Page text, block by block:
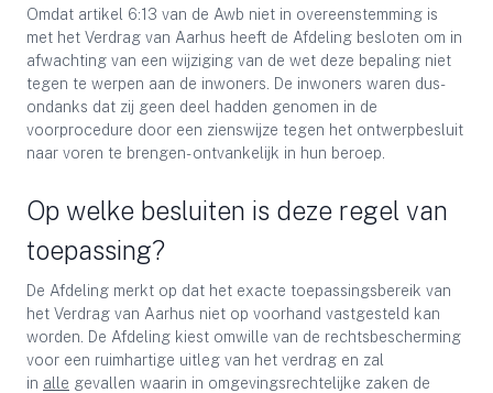
Omdat artikel 6:13 van de Awb niet in overeenstemming is
met het Verdrag van Aarhus heeft de Afdeling besloten om in
afwachting van een wijziging van de wet deze bepaling niet
tegen te werpen aan de inwoners. De inwoners waren dus-
ondanks dat zij geen deel hadden genomen in de
voorprocedure door een zienswijze tegen het ontwerpbesluit
naar voren te brengen- ontvankelijk in hun beroep.
Op welke besluiten is deze regel van
toepassing?
De Afdeling merkt op dat het exacte toepassingsbereik van
het Verdrag van Aarhus niet op voorhand vastgesteld kan
worden. De Afdeling kiest omwille van de rechtsbescherming
voor een ruimhartige uitleg van het verdrag en zal
in alle gevallen waarin in omgevingsrechtelijke zaken de